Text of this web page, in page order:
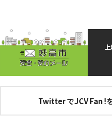
Twitter でJCV Fan !